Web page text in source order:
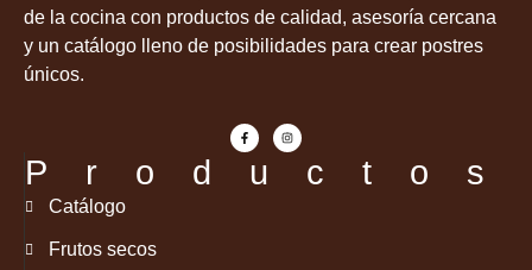
de la cocina con productos de calidad, asesoría cercana
y un catálogo lleno de posibilidades para crear postres
únicos.
Productos
Catálogo
Frutos secos